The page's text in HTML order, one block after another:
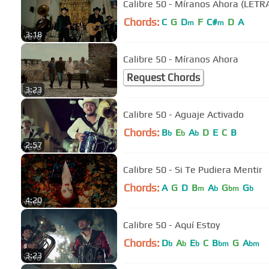
3:18
Calibre 50 - Míranos Ahora
Chords: C G Dm F C#m D A
3:23
Calibre 50 - Míranos Ahora
Request Chords
2:57
Calibre 50 - Aguaje Activado
Chords: Bb Eb Ab D E C B
4:20
Calibre 50 - Si Te Pudiera Mentir
Chords: A G D Bm Ab Gbm Gb
3:23
Calibre 50 - Aquí Estoy
Chords: Db Ab Eb C Bbm G Abm